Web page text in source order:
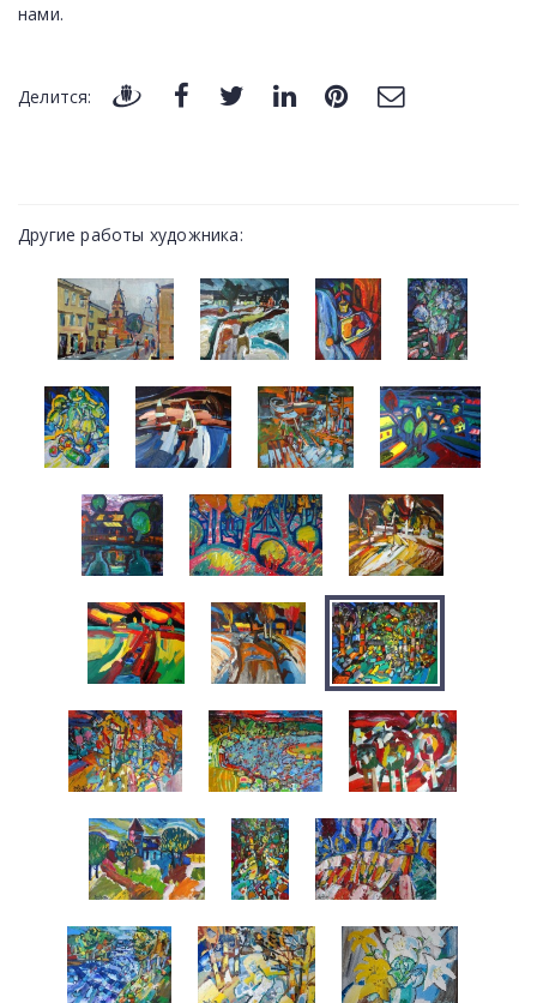
нами.
Делится:
Другие работы художника: